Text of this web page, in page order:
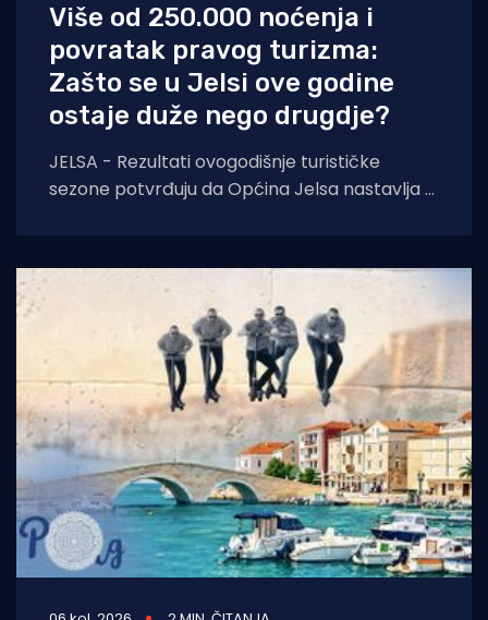
Više od 250.000 noćenja i
povratak pravog turizma:
Zašto se u Jelsi ove godine
ostaje duže nego drugdje?
JELSA - Rezultati ovogodišnje turističke
sezone potvrđuju da Općina Jelsa nastavlja u